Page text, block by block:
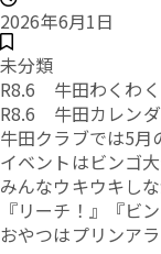
2026年6月1日
未分類
R8.6 牛田わくわく
R8.6 牛田カレン
牛田クラブでは5
イベントはビンゴ大
みんなウキウキし
『リーチ！』『ビ
おやつはプリンア